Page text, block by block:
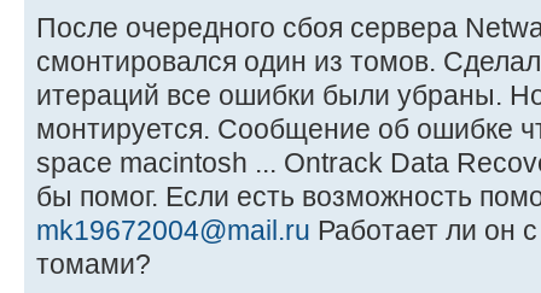
После очередного сбоя сервера
смонтировался один из томов.
итераций все ошибки были убраны.
монтируется. Сообщение об ошибке
space macintosh ... Ontrack Data
бы помог. Если есть возможность
mk19672004@mail.ru Работает ли он
томами?